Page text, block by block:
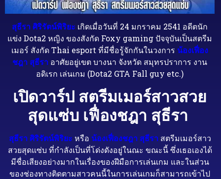
สุธีรา ศิริรัตน์พิริยะ เกิดเมื่อวันที่ 24 มกราคม 2541 อดีตนัก
แข่ง Dota2 หญิง ของสังกัด Foxy gaming ปัจจุบันเป็นสตรีม
เมอร์ สังกัด Thai esport ที่มีชื่อรู้จักกันในวงการ น้องเฟื่อง
ชฎา สุธีรา อาศัยอยู่เขต บางนา จังหวัด สมุทรปราการ งาน
อดิเรก เล่นเกม (Dota2 GTA Fall guy etc.)
เปิดวาร์ป สตรีมเมอร์สาวสวย
สุดแซ่บ เฟื่องชฎา สุธีรา
สุธีรา ศิริรัตน์พิริยะ หรือ น้องเฟื่องชฎา สุธีรา สตรีมเมอร์สาว
สวยสุดแซ่บ ที่กำลังเป็นที่โด่งดังอยู่ในณะ ขณะนี้ ซึ่งเธอเองได้
มีชื่อเสียงอย่างมากในเรื่องของฝีมือการเล่นเกม และในส่วน
ของช่องทางติดตามสาวคนนี้ในการเล่นเกมก็สามารถเข้าไป